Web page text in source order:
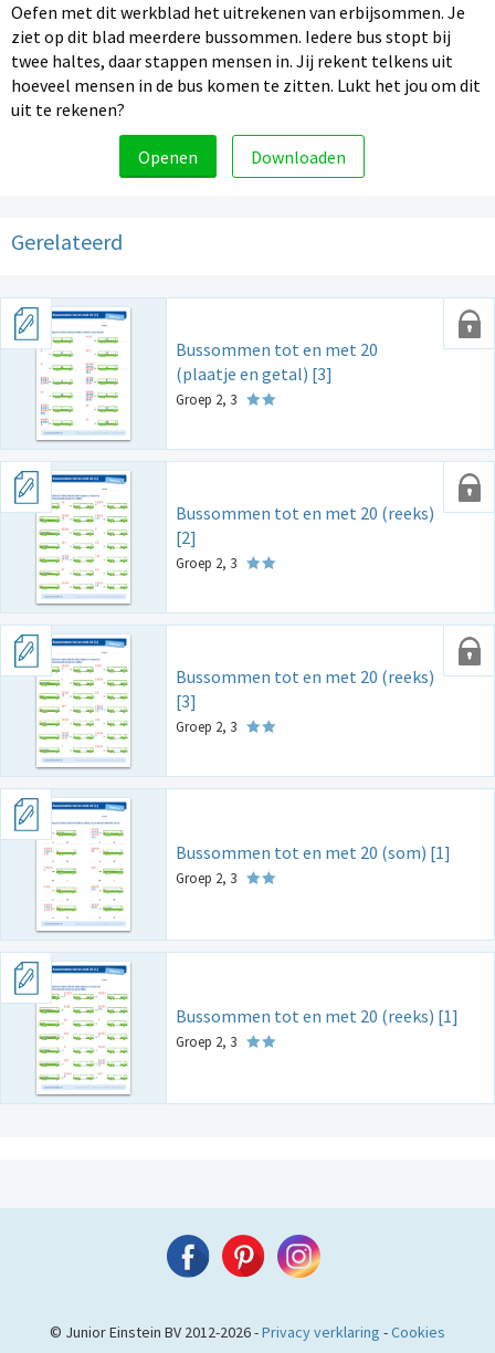
Oefen met dit werkblad het uitrekenen van erbijsommen. Je
ziet op dit blad meerdere bussommen. Iedere bus stopt bij
twee haltes, daar stappen mensen in. Jij rekent telkens uit
hoeveel mensen in de bus komen te zitten. Lukt het jou om dit
uit te rekenen?
Openen Downloaden
Gerelateerd
Bussommen tot en met 20
(plaatje en getal) [3]
Groep 2, 3
Bussommen tot en met 20 (reeks)
[2]
Groep 2, 3
Bussommen tot en met 20 (reeks)
[3]
Groep 2, 3
Bussommen tot en met 20 (som) [1]
Groep 2, 3
Bussommen tot en met 20 (reeks) [1]
Groep 2, 3
© Junior Einstein BV 2012-2026 -Privacy verklaring -Cookies